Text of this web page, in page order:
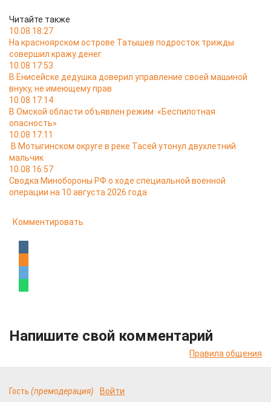
Читайте также
10.08 18:27
На красноярском острове Татышев подросток трижды
совершил кражу денег
10.08 17:53
В Енисейске дедушка доверил управление своей машиной
внуку, не имеющему прав
10.08 17:14
В Омской области объявлен режим «Беспилотная
опасность»
10.08 17:11
В Мотыгинском округе в реке Тасей утонул двухлетний
мальчик
10.08 16:57
Сводка Минобороны РФ о ходе специальной военной
операции на 10 августа 2026 года
Комментировать
Напишите свой комментарий
Правила общения
Гость (премодерация) Войти